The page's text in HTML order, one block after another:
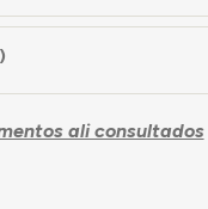
ali consultados